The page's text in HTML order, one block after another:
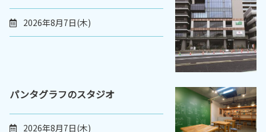
2026年8月7日(木)
パンタグラフのスタジオ
2026年8月7日(木)